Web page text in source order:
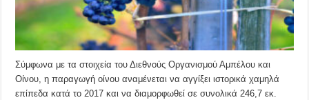
Σύμφωνα με τα στοιχεία του Διεθνούς Οργανισμού Αμπέλου και
Οίνου, η παραγωγή οίνου αναμένεται να αγγίξει ιστορικά χαμηλά
επίπεδα κατά το 2017 και να διαμορφωθεί σε συνολικά 246,7 εκ.